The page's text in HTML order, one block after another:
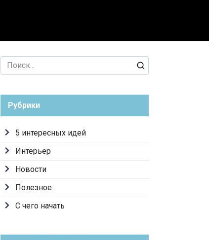
Search
for:
Рубрики
5 интересных идей
Интерьер
Новости
Полезное
С чего начать